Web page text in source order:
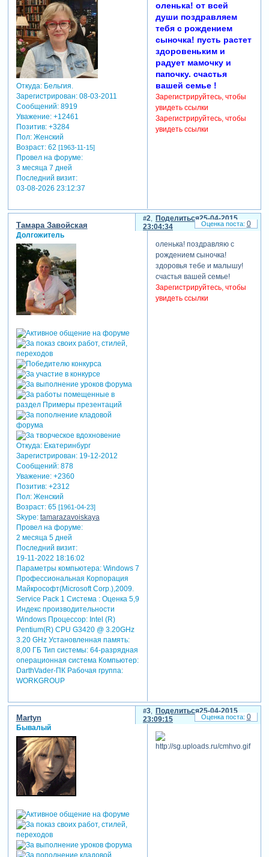
Откуда:Бельгия.
Зарегистрирован: 08-03-2011
Сообщений:8919
Уважение: +12461
Позитив: +3284
Пол:Женский
Возраст:62 [1963-11-15]
Провел на форуме:
3 месяца 7 дней
Последний визит:
03-08-2026 23:12:37
оленька! от всей
души поздравляем
тебя с рождением
сыночка! пусть растет
здоровеньким и
радует мамочку и
папочку. счастья
вашей семье !
Зарегистрируйтесь, чтобы
увидеть ссылки
Зарегистрируйтесь, чтобы
увидеть ссылки
Поделиться
2
25-04-2015
23:04:34
Тамара Завойская
Долгожитель
Откуда:Екатеринбург
Зарегистрирован: 19-12-2012
Сообщений:878
Уважение: +2360
Позитив: +2312
Пол:Женский
Возраст:65 [1961-04-23]
Skype: tamarazavoiskaya
Провел на форуме:
2 месяца 5 дней
Последний визит:
19-11-2022 18:16:02
Параметры компьютера:Windows 7
Профессиональная Корпорация
Майкрософт(Microsoft Corp.),2009.
Service Pack 1 Система : Оценка 5,9
Индекс производительности
Windows Процессор: Intel (R)
Pentium(R) CPU G3420 @ 3.20GHz
3.20 GHz Установленная память:
8,00 ГБ Тип системы: 64-разрядная
операционная система Компьютер:
DarthVader-ПК Рабочая группа:
WORKGROUP
оленька! поздравляю с
рождением сыночка!
здоровья тебе и малышу!
счастья вашей семье!
Зарегистрируйтесь, чтобы
увидеть ссылки
0
Поделиться
3
25-04-2015
23:09:15
Martyn
Бывалый
0